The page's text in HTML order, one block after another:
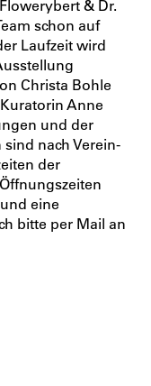
& Dr.
schon auf
Laufzeit wird
Christa Bohle
Anne
und der
sind nach Verein­
der
eine
bitte per Mail an